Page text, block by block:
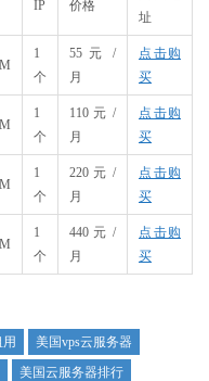
IP 价格
址
1
个
55 元 /
月
点击购
买
1
个
110 元 /
月
点击购
买
1
个
220 元 /
月
点击购
买
1
个
440 元 /
月
点击购
买
美国vps云服务器
美国云服务器排行